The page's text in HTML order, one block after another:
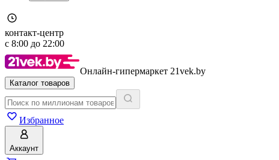
контакт-центр
с 8:00 до 22:00
Онлайн-гипермаркет 21vek.by
Каталог товаров
Избранное
Аккаунт